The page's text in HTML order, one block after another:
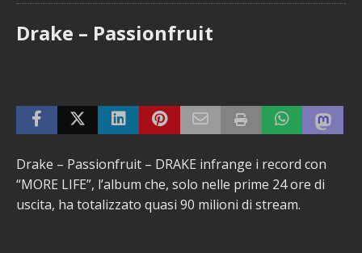
Drake – Passionfruit
Drake – Passionfruit – DRAKE infrange i record con
“MORE LIFE”, l’album che, solo nelle prime 24 ore di
uscita, ha totalizzato quasi 90 milioni di stream.